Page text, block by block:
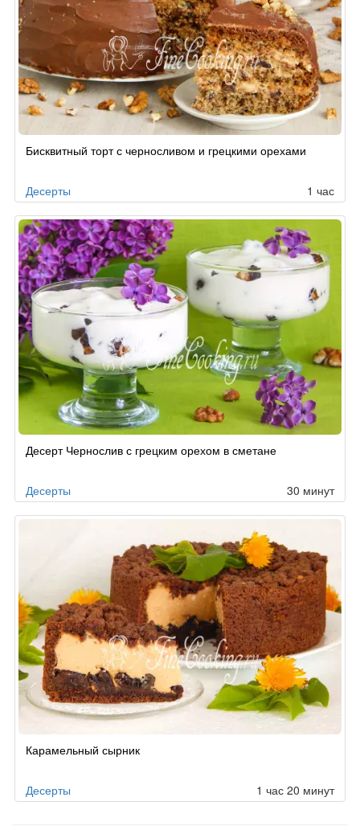
Бисквитный торт с черносливом и грецкими орехами
Десерты 1 час
Десерт Чернослив с грецким орехом в сметане
Десерты 30 минут
Карамельный сырник
Десерты 1 час 20 минут